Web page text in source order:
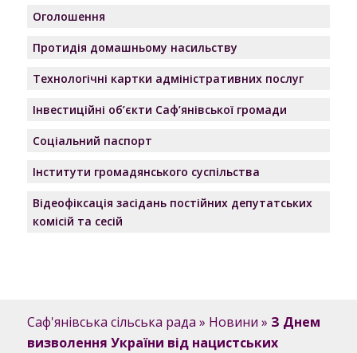
Оголошення
Протидія домашньому насильству
Технологічні картки адміністративних послуг
Інвестиційні об’єкти Саф’янівської громади
Соціальний паспорт
Інститути громадянського суспільства
Відеофіксація засідань постійних депутатських
комісій та сесій
Саф'янівська сільська рада » Новини » З Днем
визволення України від нацистських